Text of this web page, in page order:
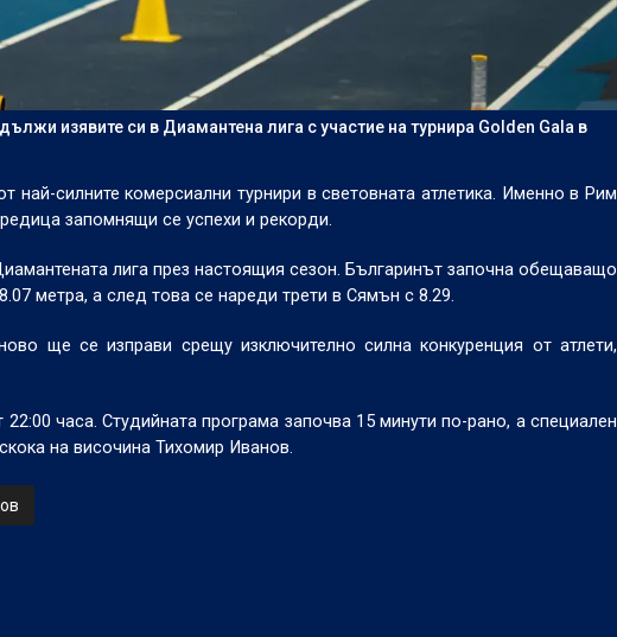
изявите си в Диамантена лига с участие на турнира Golden Gala в
силните комерсиални турнири в световната атлетика. Именно в Рим
запомнящи се успехи и рекорди.
лига през настоящия сезон. Българинът започна обещаващо
метра, а след това се нареди трети в Сямън с 8.29.
ще се изправи срещу изключително силна конкуренция от атлети,
часа. Студийната програма започва 15 минути по-рано, а специален
на височина Тихомир Иванов.